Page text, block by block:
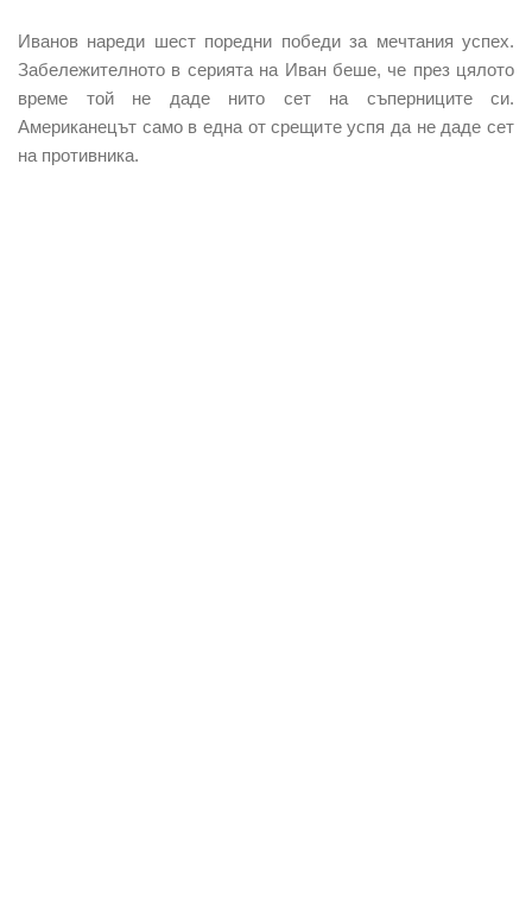
Иванов нареди шест поредни победи за мечтания успех.
Забележителното в серията на Иван беше, че през цялото
време той не даде нито сет на съперниците си.
Американецът само в една от срещите успя да не даде сет
на противника.